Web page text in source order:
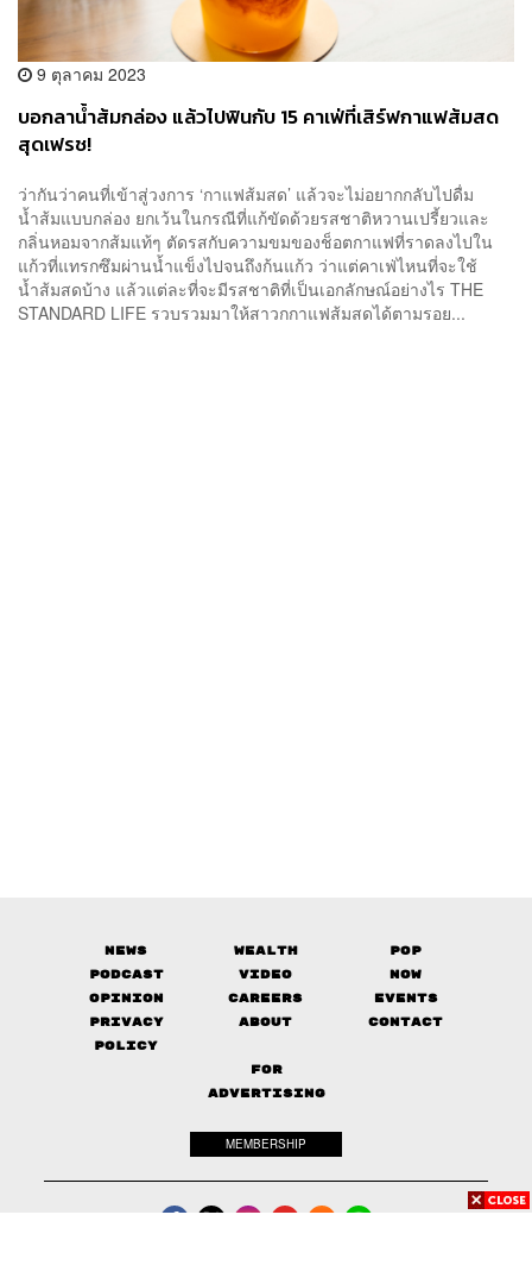
9 ตุลาคม 2023
บอกลาน้ำส้มกล่อง แล้วไปฟินกับ 15 คาเฟ่ที่เสิร์ฟกาแฟส้มสด
สุดเฟรช!
ว่ากันว่าคนที่เข้าสู่วงการ ‘กาแฟส้มสด’ แล้วจะไม่อยากกลับไปดื่ม
น้ำส้มแบบกล่อง ยกเว้นในกรณีที่แก้ขัดด้วยรสชาติหวานเปรี้ยวและ
กลิ่นหอมจากส้มแท้ๆ ตัดรสกับความขมของช็อตกาแฟที่ราดลงไปใน
แก้วที่แทรกซึมผ่านน้ำแข็งไปจนถึงก้นแก้ว ว่าแต่คาเฟ่ไหนที่จะใช้
น้ำส้มสดบ้าง แล้วแต่ละที่จะมีรสชาติที่เป็นเอกลักษณ์อย่างไร THE
STANDARD LIFE รวบรวมมาให้สาวกกาแฟส้มสดได้ตามรอย...
News Wealth
Pop
Podcast
Video
Now
Opinion
Careers
Events
Privacy
Policy
About Contact
FOR
ADVERTISING
MEMBERSHIP